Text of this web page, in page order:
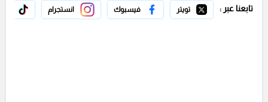
تابعنا عبر : تويتر فيسبوك انستجرام